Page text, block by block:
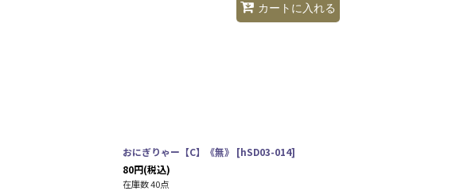
カートに入れる
おにぎりゃー【C】《無》 [hSD03-014]
80円(税込)
在庫数 40点